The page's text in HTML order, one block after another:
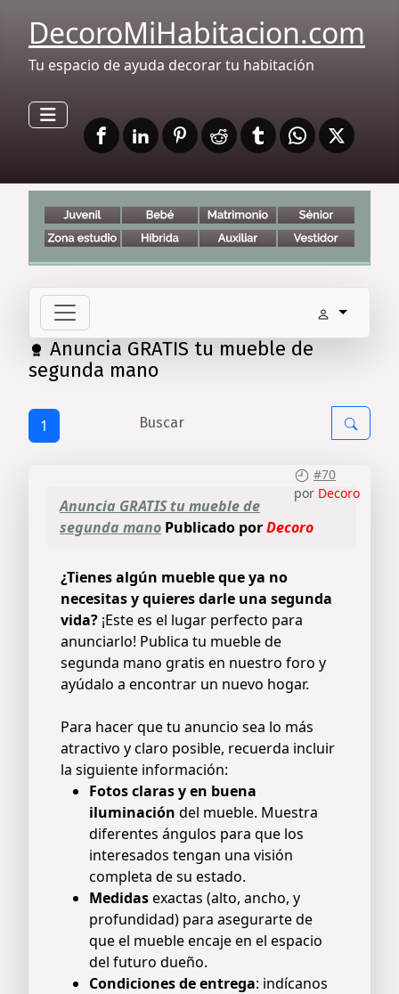
DecoroMiHabitacion.com
Tu espacio de ayuda decorar tu habitación
Anuncia GRATIS tu mueble de
segunda mano
1
#70
por Decoro
Anuncia GRATIS tu mueble de
segunda mano Publicado porDecoro
¿Tienes algún mueble que ya no
necesitas y quieres darle una segunda
vida? ¡Este es el lugar perfecto para
anunciarlo! Publica tu mueble de
segunda mano gratis en nuestro foro y
ayúdalo a encontrar un nuevo hogar.
Para hacer que tu anuncio sea lo más
atractivo y claro posible, recuerda incluir
la siguiente información:
Fotos claras y en buena
iluminación del mueble. Muestra
diferentes ángulos para que los
interesados tengan una visión
completa de su estado.
Medidasexactas (alto, ancho, y
profundidad) para asegurarte de
que el mueble encaje en el espacio
del futuro dueño.
Condiciones de entrega: indícanos